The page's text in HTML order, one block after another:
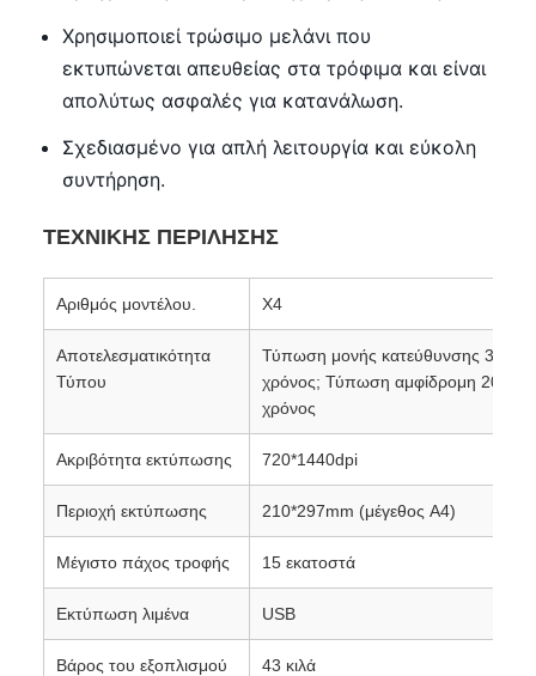
Χρησιμοποιεί τρώσιμο μελάνι που
εκτυπώνεται απευθείας στα τρόφιμα και είναι
απολύτως ασφαλές για κατανάλωση.
Σχεδιασμένο για απλή λειτουργία και εύκολη
συντήρηση.
ΤΕΧΝΙΚΗΣ ΠΕΡΙΛΗΣΗΣ
Αριθμός μοντέλου. X4
Αποτελεσματικότητα
Τύπου
Τύπωση μονής κατεύθυνσης 332
χρόνος; Τύπωση αμφίδρομη 201
χρόνος
Ακριβότητα εκτύπωσης 720*1440dpi
Περιοχή εκτύπωσης 210*297mm (μέγεθος A4)
Μέγιστο πάχος τροφής 15 εκατοστά
Εκτύπωση λιμένα USB
Βάρος του εξοπλισμού 43 κιλά